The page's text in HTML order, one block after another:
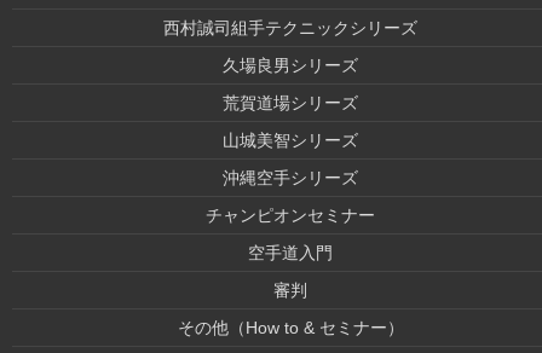
西村誠司組手テクニックシリーズ
久場良男シリーズ
荒賀道場シリーズ
山城美智シリーズ
沖縄空手シリーズ
チャンピオンセミナー
空手道入門
審判
その他（How to & セミナー）